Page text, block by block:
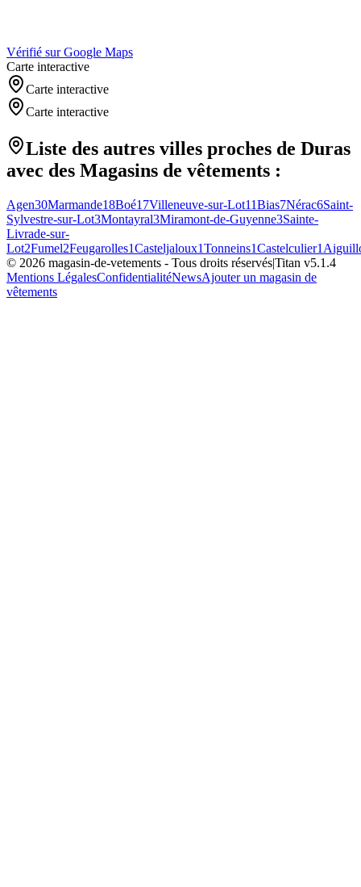
Vérifié sur Google Maps
Carte interactive
Carte interactive
Carte interactive
Liste des autres villes proches de Duras
avec des Magasins de vêtements :
Agen30Marmande18Boé17Villeneuve-sur-Lot11Bias7Nérac6Saint-
Sylvestre-sur-Lot3Montayral3Miramont-de-Guyenne3Sainte-
Livrade-sur-
Lot2Fumel2Feugarolles1Casteljaloux1Tonneins1Castelculier1
© 2026 magasin-de-vetements - Tous droits réservés|Titan v5.1.4
Mentions LégalesConfidentialitéNewsAjouter un magasin de
vêtements